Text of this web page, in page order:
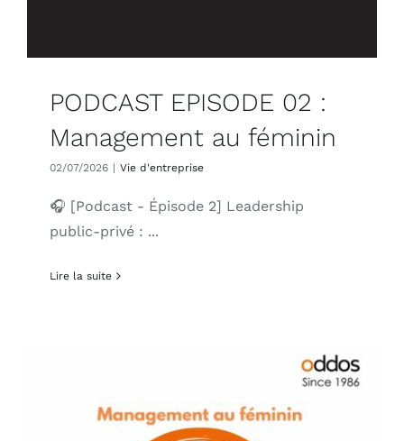
PODCAST EPISODE 02 :
Management au féminin
02/07/2026 | Vie d'entreprise
🎧 [Podcast - Épisode 2] Leadership
public-privé : ...
Lire la suite